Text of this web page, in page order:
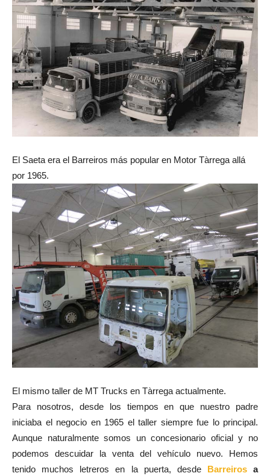
El Saeta era el Barreiros más popular en Motor Tàrrega allá
por 1965.
El mismo taller de MT Trucks en Tàrrega actualmente.
Para nosotros, desde los tiempos en que nuestro padre
iniciaba el negocio en 1965 el taller siempre fue lo principal.
Aunque naturalmente somos un concesionario oficial y no
podemos descuidar la venta del vehículo nuevo. Hemos
tenido muchos letreros en la puerta, desde Barreirosa